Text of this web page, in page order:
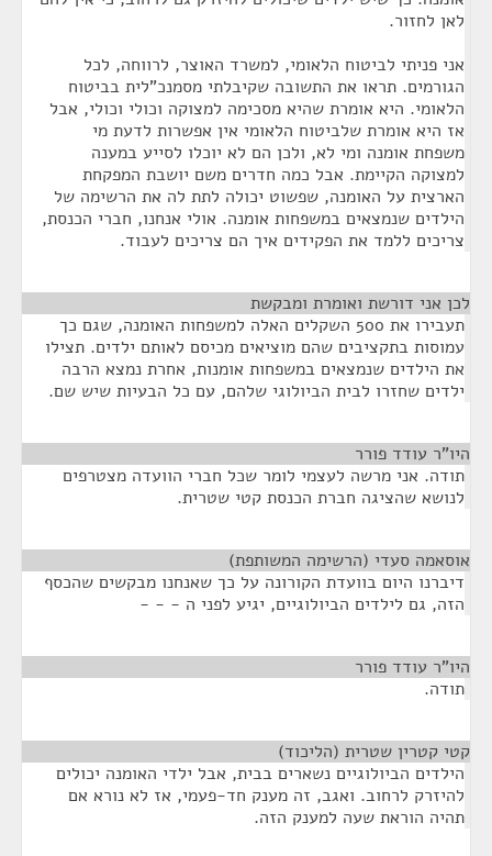
לאן לחזור.
אני פניתי לביטוח הלאומי, למשרד האוצר, לרווחה, לכל
הגורמים. תראו את התשובה שקיבלתי מסמנכ"לית בביטוח
הלאומי. היא אומרת שהיא מסכימה למצוקה וכולי וכולי, אבל
אז היא אומרת שלביטוח הלאומי אין אפשרות לדעת מי
משפחת אומנה ומי לא, ולכן הם לא יוכלו לסייע במענה
למצוקה הקיימת. אבל כמה חדרים משם יושבת המפקחת
הארצית על האומנה, שפשוט יכולה לתת לה את הרשימה של
הילדים שנמצאים במשפחות אומנה. אולי אנחנו, חברי הכנסת,
צריכים ללמד את הפקידים איך הם צריכים לעבוד.
לכן אני דורשת ואומרת ומבקשת
תעבירו את 500 השקלים האלה למשפחות האומנה, שגם כך
עמוסות בתקציבים שהם מוציאים מכיסם לאותם ילדים. תצילו
את הילדים שנמצאים במשפחות אומנות, אחרת נמצא הרבה
ילדים שחזרו לבית הביולוגי שלהם, עם כל הבעיות שיש שם.
היו"ר עודד פורר
תודה. אני מרשה לעצמי לומר שכל חברי הוועדה מצטרפים
לנושא שהציגה חברת הכנסת קטי שטרית.
אוסאמה סעדי (הרשימה המשותפת)
דיברנו היום בוועדת הקורונה על כך שאנחנו מבקשים שהכסף
הזה, גם לילדים הביולוגיים, יגיע לפני ה - - -
היו"ר עודד פורר
תודה.
קטי קטרין שטרית (הליכוד)
הילדים הביולוגיים נשארים בבית, אבל ילדי האומנה יכולים
להיזרק לרחוב. ואגב, זה מענק חד-פעמי, אז לא נורא אם
תהיה הוראת שעה למענק הזה.